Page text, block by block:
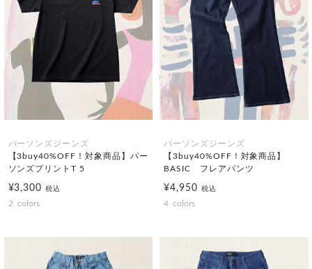
パーソンズジーンズ
【3buy40%OFF！対象商品】パー
ソンズプリントT 5
¥3,300税込
2 colors
パーソンズジーンズ
【3buy40%OFF！対象商品】
BASIC フレアパンツ
¥4,950 税込
4 colors